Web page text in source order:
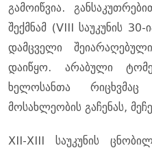
გამოიწვია.
შექმნამ (VIII საუკუნის
დამცველი
დაიწყო. არაბული
ხელოსანთა რიცხვმაც
მოსახლეობის გაჩენას,
XII-XIII საუკუნის